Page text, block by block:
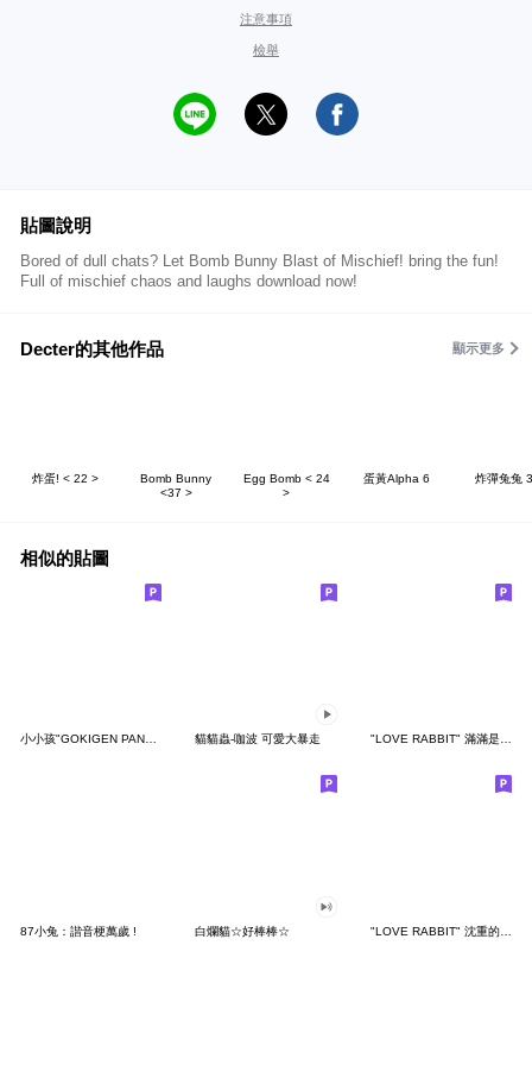
注意事項
檢舉
貼圖說明
Bored of dull chats? Let Bomb Bunny Blast of Mischief! bring the fun!
Full of mischief chaos and laughs download now!
Decter的其他作品 顯示更多
炸蛋! < 22 >
Bomb Bunny
<37 >
Egg Bomb < 24
>
蛋黃Alpha 6 炸彈兔兔
相似的貼圖
小小孩"GOKIGEN PANDA" 台灣版 貓貓蟲-咖波 可愛大暴走 "LOVE RABBIT" 滿滿是愛 台灣版
87小兔：諧音梗萬歲 ! 白爛貓☆好棒棒☆ "LOVE RABBIT" 沈重的愛 台灣版